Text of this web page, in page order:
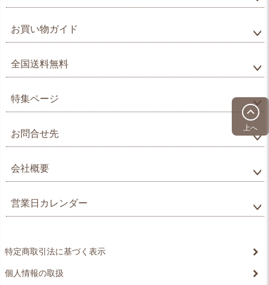
上へ
お買い物ガイド
全国送料無料
特集ページ
お問合せ先
会社概要
営業日カレンダー
特定商取引法に基づく表示
個人情報の取扱